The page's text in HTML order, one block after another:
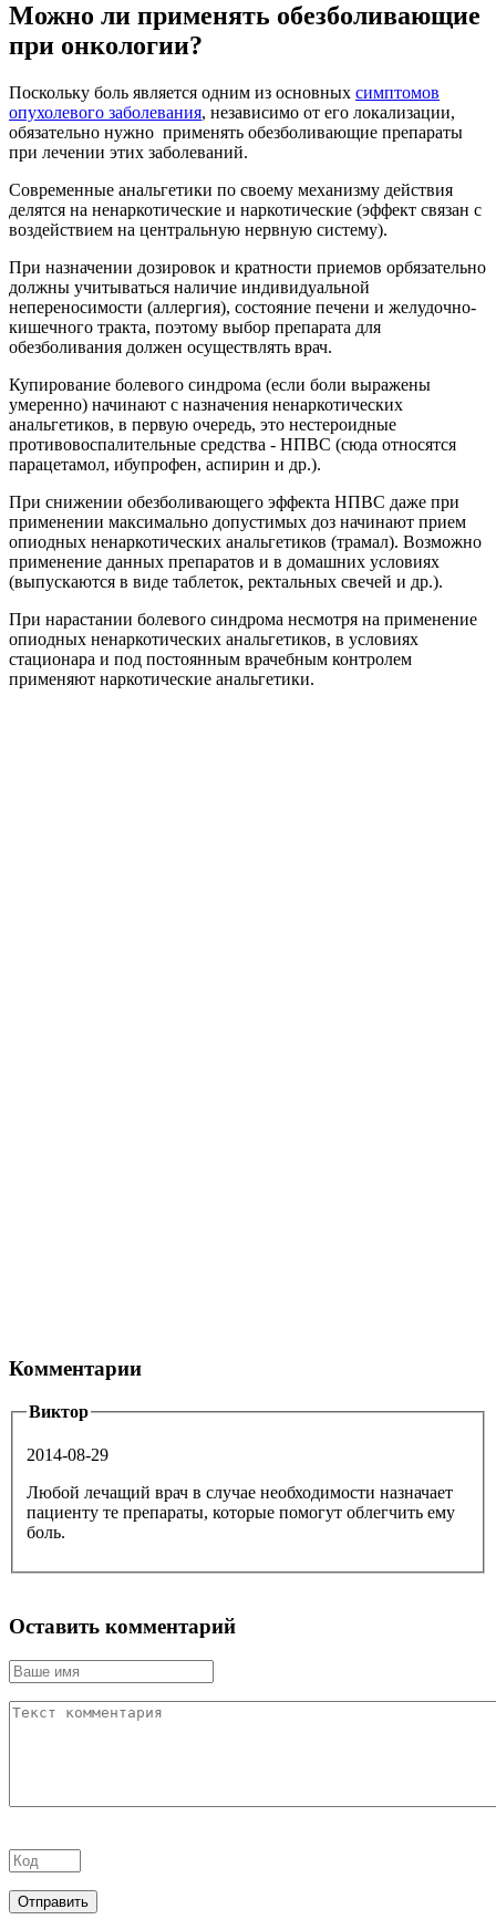
Можно ли применять обезболивающие
при онкологии?
Поскольку боль является одним из основных симптомов
опухолевого заболевания, независимо от его локализации,
обязательно нужно применять обезболивающие препараты
при лечении этих заболеваний.
Современные анальгетики по своему механизму действия
делятся на ненаркотические и наркотические (эффект связан с
воздействием на центральную нервную систему).
При назначении дозировок и кратности приемов орбязательно
должны учитываться наличие индивидуальной
непереносимости (аллергия), состояние печени и желудочно-
кишечного тракта, поэтому выбор препарата для
обезболивания должен осуществлять врач.
Купирование болевого синдрома (если боли выражены
умеренно) начинают с назначения ненаркотических
анальгетиков, в первую очередь, это нестероидные
противовоспалительные средства - НПВС (сюда относятся
парацетамол, ибупрофен, аспирин и др.).
При снижении обезболивающего эффекта НПВС даже при
применении максимально допустимых доз начинают прием
опиодных ненаркотических анальгетиков (трамал). Возможно
применение данных препаратов и в домашних условиях
(выпускаются в виде таблеток, ректальных свечей и др.).
При нарастании болевого синдрома несмотря на применение
опиодных ненаркотических анальгетиков, в условиях
стационара и под постоянным врачебным контролем
применяют наркотические анальгетики.
Комментарии
Виктор
2014-08-29
Любой лечащий врач в случае необходимости назначает
пациенту те препараты, которые помогут облегчить ему
боль.
Оставить комментарий